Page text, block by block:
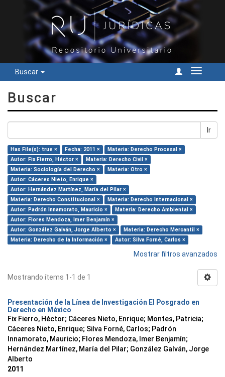
Buscar
Cambiar
Buscar
Ir
Has File(s): true × Fecha: 2011 ×
Materia: Derecho Procesal ×
Autor: Fix Fierro, Héctor ×
Materia: Derecho Civil ×
Materia: Sociología del Derecho ×
Materia: Otro ×
Autor: Cáceres Nieto, Enrique ×
Autor: Hernández Martínez, María del Pilar ×
Materia: Derecho Constitucional ×
Materia: Derecho Internacional ×
Autor: Padrón Innamorato, Mauricio ×
Materia: Derecho Ambiental ×
Autor: Flores Mendoza, Imer Benjamín ×
Autor: González Galván, Jorge Alberto ×
Materia: Derecho Mercantil ×
Materia: Derecho de la Información ×
Autor: Silva Forné, Carlos ×
Mostrar filtros avanzados
Mostrando ítems 1-1 de 1
Presentación de la Línea de Investigación El Posgrado en
Derecho en México
Fix Fierro, Héctor; Cáceres Nieto, Enrique; Montes, Patricia;
Cáceres Nieto, Enrique; Silva Forné, Carlos; Padrón
Innamorato, Mauricio; Flores Mendoza, Imer Benjamín;
Hernández Martínez, María del Pilar; González Galván, Jorge
Alberto
2011